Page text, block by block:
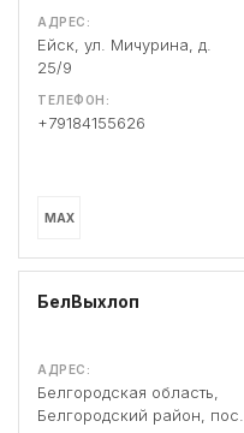
АДРЕС:
Ейск, ул. Мичурина, д.
25/9
ТЕЛЕФОН:
+79184155626
MAX
БелВыхлоп
АДРЕС:
Белгородская область,
Белгородский район, пос.